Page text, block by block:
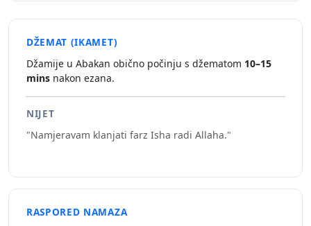
DŽEMAT (IKAMET)
Džamije u Abakan obično počinju s džematom 10–15
mins nakon ezana.
NIJET
"Namjeravam klanjati farz Isha radi Allaha."
RASPORED NAMAZA